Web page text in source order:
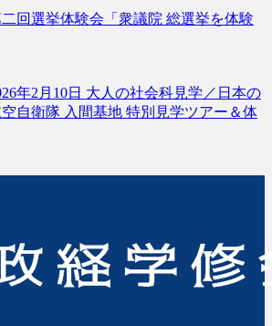
二回選挙体験会「衆議院 総選挙を体験
年2月10日 大人の社会科見学／日本の
自衛隊 入間基地 特別見学ツアー＆体